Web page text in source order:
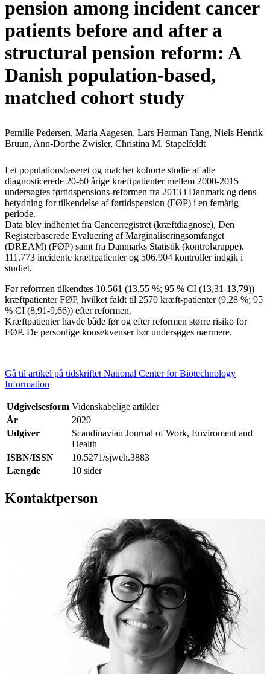
pension among incident cancer
patients before and after a
structural pension reform: A
Danish population-based,
matched cohort study
Pernille Pedersen, Maria Aagesen, Lars Herman Tang, Niels Henrik
Bruun, Ann-Dorthe Zwisler, Christina M. Stapelfeldt
I et populationsbaseret og matchet kohorte studie af alle
diagnosticerede 20-60 årige kræftpatienter mellem 2000-2015
undersøgtes førtidspensions-reformen fra 2013 i Danmark og dens
betydning for tilkendelse af førtidspension (FØP) i en femårig
periode.
Data blev indhentet fra Cancerregistret (kræftdiagnose), Den
Registerbaserede Evaluering af Marginaliseringsomfanget
(DREAM) (FØP) samt fra Danmarks Statistik (kontrolgruppe).
111.773 incidente kræftpatienter og 506.904 kontroller indgik i
studiet.
Før reformen tilkendtes 10.561 (13,55 %; 95 % CI (13,31-13,79))
kræftpatienter FØP, hvilket faldt til 2570 kræft-patienter (9,28 %; 95
% CI (8,91-9,66)) efter reformen.
Kræftpatienter havde både før og efter reformen større risiko for
FØP. De personlige konsekvenser bør undersøges nærmere.
Gå til artikel på tidskriftet National Center for Biotechnology
Information
Udgivelsesform Videnskabelige artikler
År
2020
Udgiver
Scandinavian Journal of Work, Enviroment and
Health
ISBN/ISSN
10.5271/sjweh.3883
Længde
10 sider
Kontaktperson